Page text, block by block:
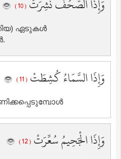
وَإِذَا الصُّحُفُ نُشِرَتْ ( 10 )
ഏടുകള്‍
وَإِذَا السَّمَاءُ كُشِطَتْ ( 11 )
وَإِذَا الْجَحِيمُ سُعِّرَتْ ( 12 )